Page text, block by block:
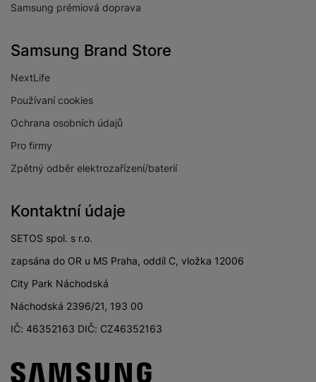
Samsung prémiová doprava
Samsung Brand Store
NextLife
Používaní cookies
Ochrana osobních údajů
Pro firmy
Zpětný odběr elektrozařízení/baterií
Kontaktní údaje
SETOS spol. s r.o.
zapsána do OR u MS Praha, oddíl C, vložka 12006
City Park Náchodská
Náchodská 2396/21, 193 00
IČ: 46352163 DIČ: CZ46352163